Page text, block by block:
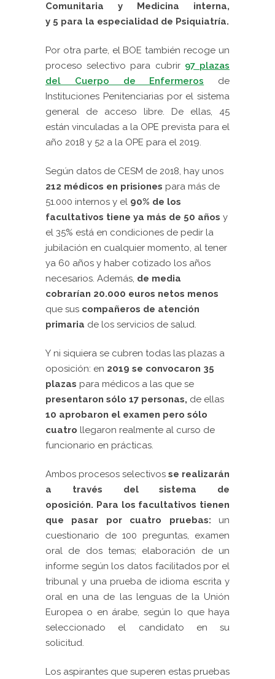
Comunitaria y Medicina interna,
y 5 para la especialidad de Psiquiatría.
Por otra parte, el BOE también recoge un
proceso selectivo para cubrir 97 plazas
del Cuerpo de Enfermeros
de
Instituciones Penitenciarias por el sistema
general de acceso libre. De ellas, 45
están vinculadas a la OPE prevista para el
año 2018 y 52 a la OPE para el 2019.
Según datos de CESM de 2018, hay unos
212 médicos en prisiones para más de
51.000 internos y el 90% de los
facultativos tiene ya más de 50 años y
el 35% está en condiciones de pedir la
jubilación en cualquier momento, al tener
ya 60 años y haber cotizado los años
necesarios. Además, de media
cobrarían 20.000 euros netos menos
que sus compañeros de atención
primaria de los servicios de salud.
Y ni siquiera se cubren todas las plazas a
oposición: en 2019 se convocaron 35
plazas para médicos a las que se
presentaron sólo 17 personas, de ellas
10 aprobaron el examen pero sólo
cuatro llegaron realmente al curso de
funcionario en prácticas.
Ambos procesos selectivos se realizarán
a través delsistema de
oposición. Para los facultativos tienen
que pasar por cuatro pruebas: un
cuestionario de 100 preguntas, examen
oral de dos temas; elaboración de un
informe según los datos facilitados por el
tribunal y una prueba de idioma escrita y
oral en una de las lenguas de la Unión
Europea o en árabe, según lo que haya
seleccionado el candidato en su
solicitud.
Los aspirantes que superen estas pruebas